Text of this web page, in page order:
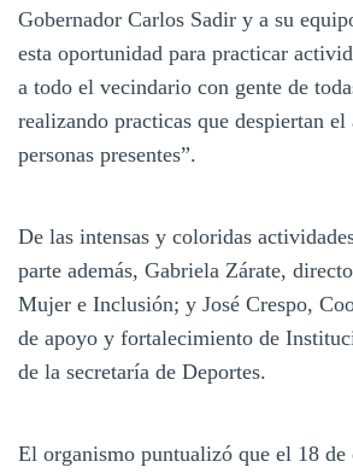
Gobernador Carlos Sadir y a su
esta oportunidad para practicar
a todo el vecindario con gente de
realizando practicas que despiertan
personas presentes”.
De las intensas y coloridas
parte además, Gabriela Zárate,
Mujer e Inclusión; y José Crespo,
de apoyo y fortalecimiento de
de la secretaría de Deportes.
El organismo puntualizó que el 18 de